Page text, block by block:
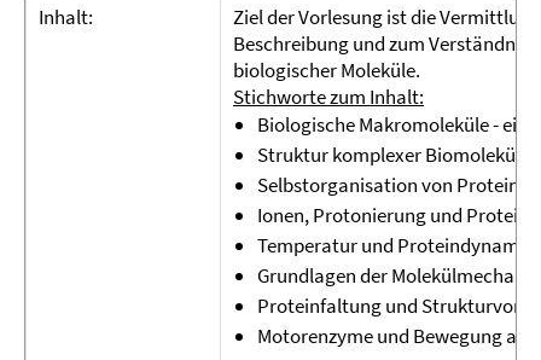
Inhalt:
Ziel der Vorlesung ist die
Beschreibung und zum
biologischer Moleküle.
Stichworte zum Inhalt:
Biologische Makromoleküle -
Struktur komplexer Biomoleküle;
Selbstorganisation von
Ionen, Protonierung und
Temperatur und Proteindynamik;
Grundlagen der
Proteinfaltung und
Motorenzyme und Bewegung